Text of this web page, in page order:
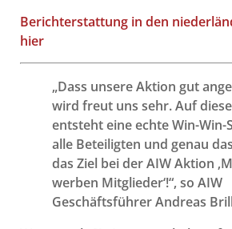
Berichterstattung in den
hier
„Dass unsere Aktion gut
wird freut uns sehr. Auf
entsteht eine echte Win-
alle Beteiligten und genau
das Ziel bei der AIW Aktion
werben Mitglieder‘!“, so AIW
Geschäftsführer Andreas